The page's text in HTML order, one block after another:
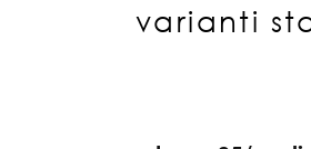
varianti